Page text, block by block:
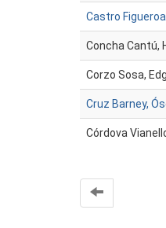
Castro
Concha Cantú,
Corzo Sosa,
Cruz Barney,
Córdova